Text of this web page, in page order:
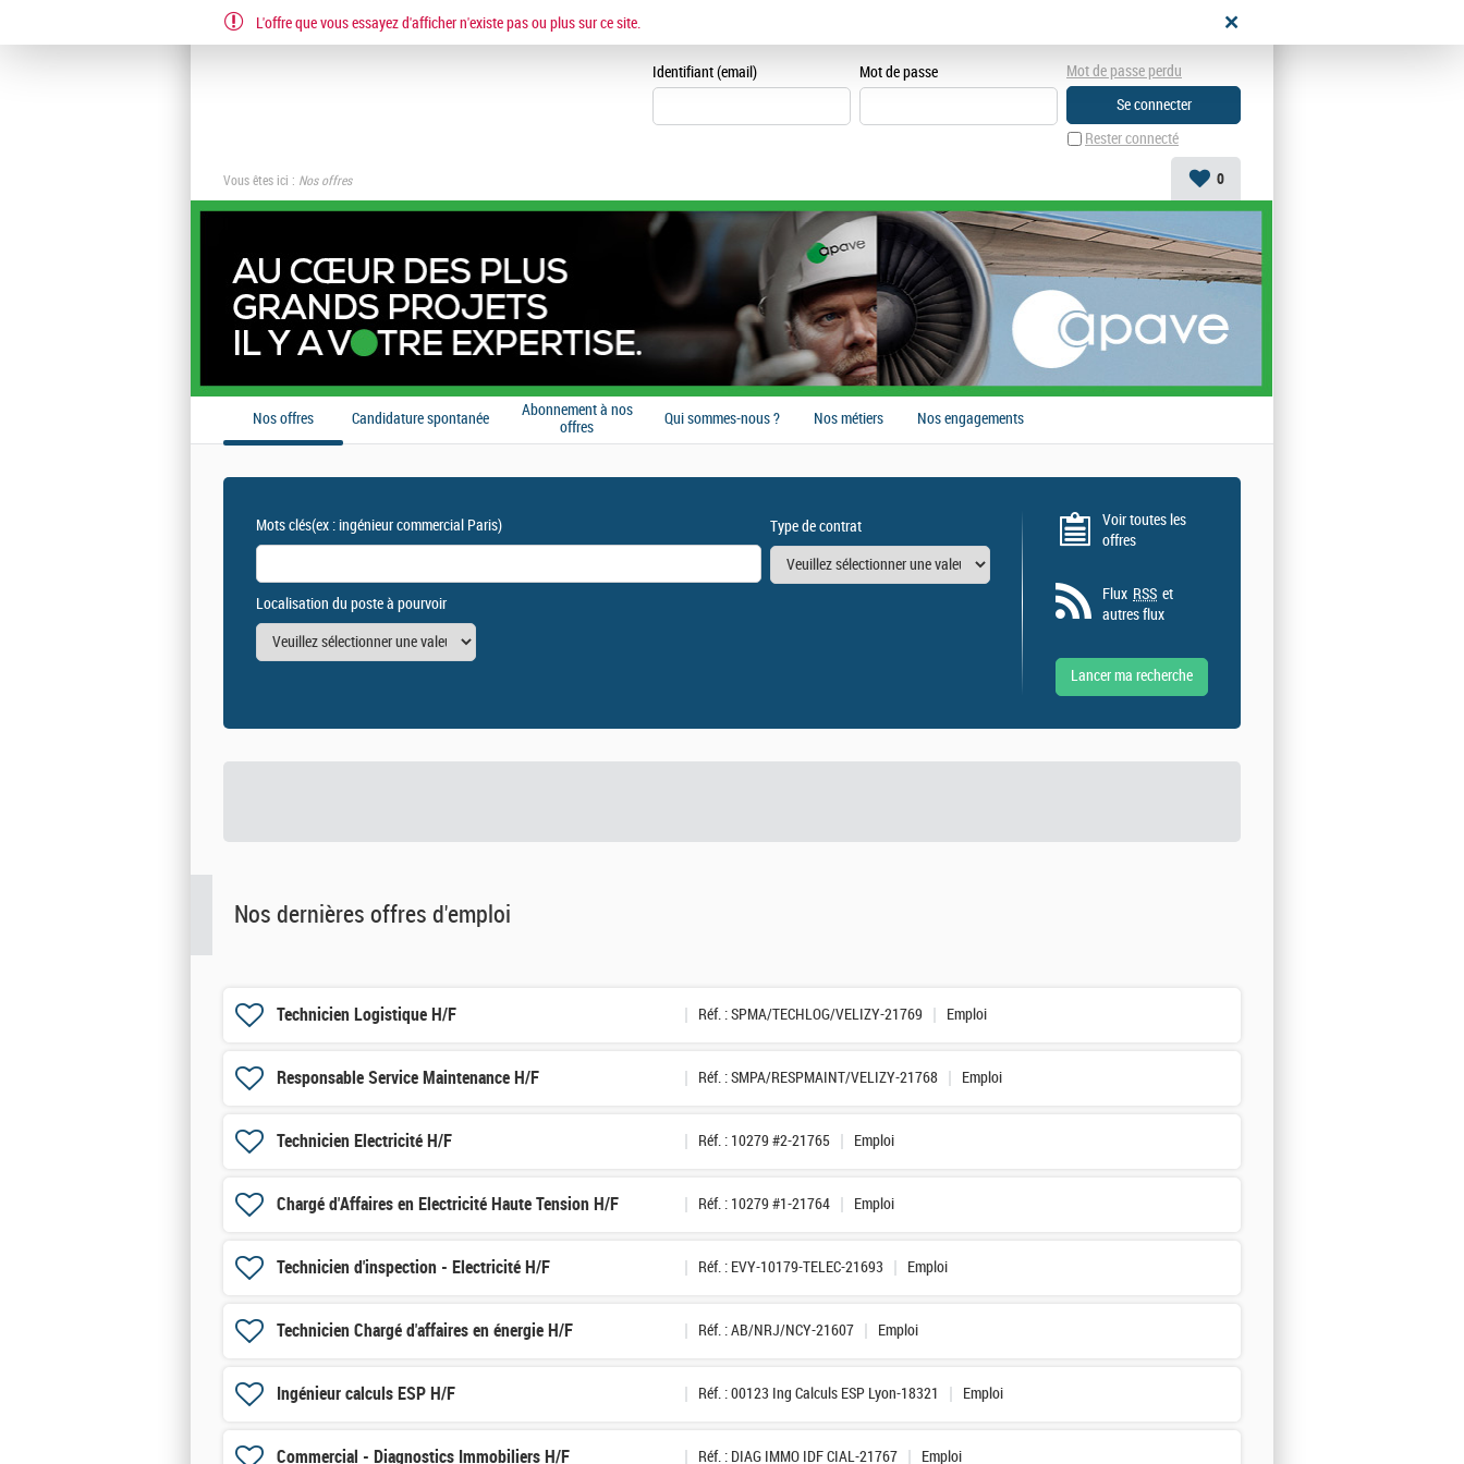
Identifiant (email) Mot de passe
Rester connecté
Mot de passe perdu
Vous êtes ici : Nos offres 0
Nos offres Candidature spontanée
Abonnement à nos
offres
Qui sommes-nous ? Nos métiers Nos engagements
Mots clés(ex : ingénieur commercial Paris) Type de contrat
Localisation du poste à pourvoir
Voir toutes les
offres
Flux RSS et
autres flux
L'offre que vous essayez d'afficher n'existe pas ou plus sur ce site.
Nos dernières offres d'emploi
Technicien Logistique H/F Réf. : SPMA/TECHLOG/VELIZY-21769 Emploi
Responsable Service Maintenance H/F Réf. : SMPA/RESPMAINT/VELIZY-21768 Emploi
Technicien Electricité H/F Réf. : 10279 #2-21765 Emploi
Chargé d'Affaires en Electricité Haute Tension H/F Réf. : 10279 #1-21764 Emploi
Technicien d'inspection - Electricité H/F Réf. : EVY-10179-TELEC-21693 Emploi
Technicien Chargé d'affaires en énergie H/F Réf. : AB/NRJ/NCY-21607 Emploi
Ingénieur calculs ESP H/F Réf. : 00123 Ing Calculs ESP Lyon-18321 Emploi
Commercial - Diagnostics Immobiliers H/F Réf. : DIAG IMMO IDF CIAL-21767 Emploi